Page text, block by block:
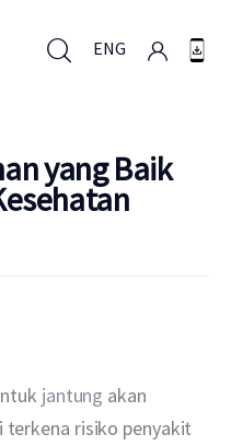
ENG
ENG
yang Baik
jantung akan
risiko penyakit